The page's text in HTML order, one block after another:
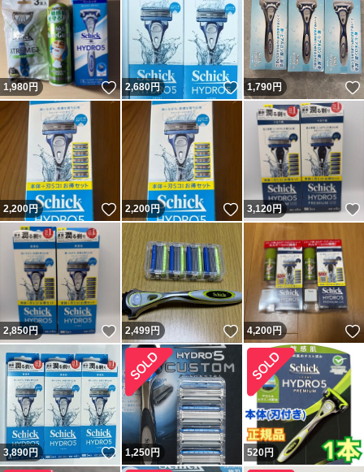
1,980円 いいね！
2,680円 いいね！
1,790円
2,200円 いいね！
2,200円 いいね！
3,120円
2,850円 いいね！
2,499円 いいね！
4,200円
3,890円 いいね！
1,250円 520円